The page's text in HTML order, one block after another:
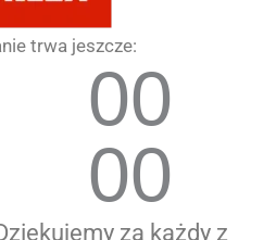
trwa jeszcze:
00
00
za każdy z